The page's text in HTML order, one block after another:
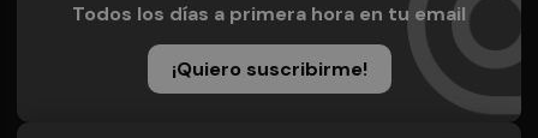
Todos los días a primera hora en tu email
¡Quiero suscribirme!